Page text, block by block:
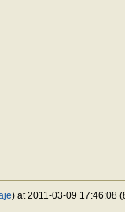
) at 2011-03-09 17:46:08